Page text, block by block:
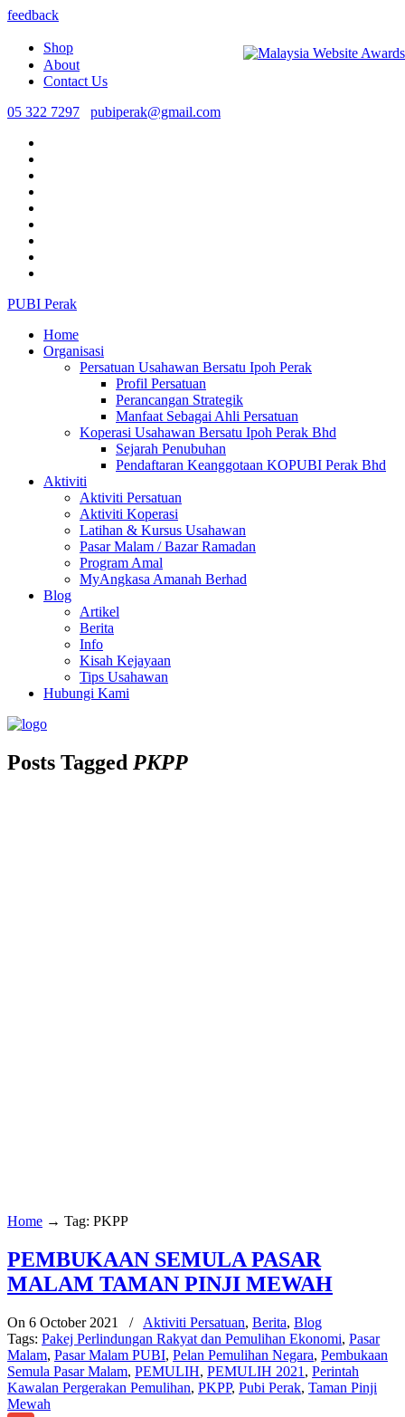
feedback
Shop
About
Contact Us
05 322 7297
pubiperak@gmail.com
PUBI Perak
Home
Organisasi
Persatuan Usahawan Bersatu Ipoh Perak
Profil Persatuan
Perancangan Strategik
Manfaat Sebagai Ahli Persatuan
Koperasi Usahawan Bersatu Ipoh Perak Bhd
Sejarah Penubuhan
Pendaftaran Keanggotaan KOPUBI Perak Bhd
Aktiviti
Aktiviti Persatuan
Aktiviti Koperasi
Latihan & Kursus Usahawan
Pasar Malam / Bazar Ramadan
Program Amal
MyAngkasa Amanah Berhad
Blog
Artikel
Berita
Info
Kisah Kejayaan
Tips Usahawan
Hubungi Kami
Posts Tagged PKPP
Home → Tag: PKPP
PEMBUKAAN SEMULA PASAR
MALAM TAMAN PINJI MEWAH
On 6 October 2021 / Aktiviti Persatuan, Berita, Blog
Tags: Pakej Perlindungan Rakyat dan Pemulihan Ekonomi, Pasar
Malam, Pasar Malam PUBI, Pelan Pemulihan Negara, Pembukaan
Semula Pasar Malam, PEMULIH, PEMULIH 2021 , Perintah
Kawalan Pergerakan Pemulihan, PKPP, Pubi Perak, Taman Pinji
Mewah